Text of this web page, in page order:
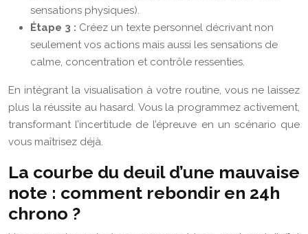
sensations physiques).
Étape 3 : Créez un texte personnel décrivant non
seulement vos actions mais aussi les sensations de
calme, concentration et contrôle ressenties.
En intégrant la visualisation à votre routine, vous ne laissez
plus la réussite au hasard. Vous la programmez activement,
transformant l’incertitude de l’épreuve en un scénario que
vous maîtrisez déjà.
La courbe du deuil d’une mauvaise
note : comment rebondir en 24h
chrono ?